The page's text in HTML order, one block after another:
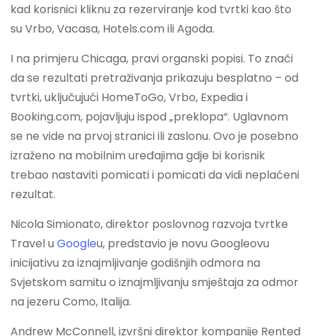
kad korisnici kliknu za rezerviranje kod tvrtki kao što
su Vrbo, Vacasa, Hotels.com ili Agoda.
I na primjeru Chicaga, pravi organski popisi. To znači
da se rezultati pretraživanja prikazuju besplatno – od
tvrtki, uključujući HomeToGo, Vrbo, Expedia i
Booking.com, pojavljuju ispod „preklopa“. Uglavnom
se ne vide na prvoj stranici ili zaslonu. Ovo je posebno
izraženo na mobilnim uređajima gdje bi korisnik
trebao nastaviti pomicati i pomicati da vidi neplaćeni
rezultat.
Nicola Simionato, direktor poslovnog razvoja tvrtke
Travel u Googleu, predstavio je novu Googleovu
inicijativu za iznajmljivanje godišnjih odmora na
Svjetskom samitu o iznajmljivanju smještaja za odmor
na jezeru Como, Italija.
Andrew McConnell, izvršni direktor kompanije Rented